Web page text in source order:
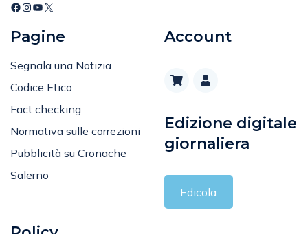
Codice Etico
Fact checking
Normativa sulle correzioni
Pubblicità su Cronache
Salerno
giornaliera
Edicola